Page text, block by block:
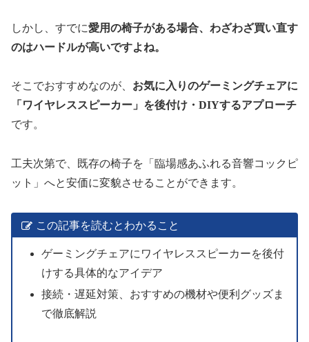
しかし、すでに愛用の椅子がある場合、わざわざ買い直す
のはハードルが高いですよね。
そこでおすすめなのが、 お気に入りのゲーミングチェアに
「ワイヤレススピーカー」を後付け・DIYするアプローチ
です。
工夫次第で、既存の椅子を「臨場感あふれる音響コックピ
ット」へと安価に変貌させることができます。
この記事を読むとわかること
ゲーミングチェアにワイヤレススピーカーを後付
けする具体的なアイデア
接続・遅延対策、おすすめの機材や便利グッズま
で徹底解説